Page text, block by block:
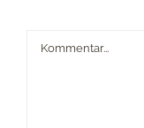
Kommentar